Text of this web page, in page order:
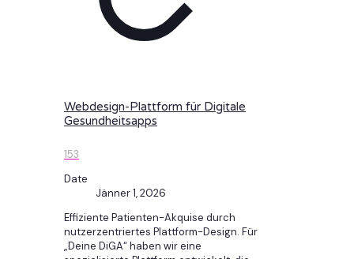
Webdesign-Plattform für Digitale
Gesundheitsapps
153
Date
Jänner 1, 2026
Effiziente Patienten-Akquise durch
nutzerzentriertes Plattform-Design. Für
„Deine DiGA“ haben wir eine